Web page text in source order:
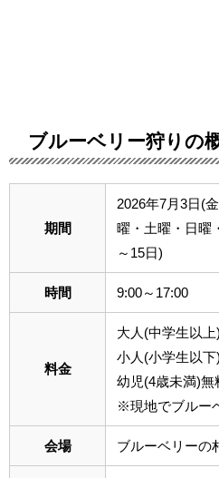
ブルーベリー狩りの
期間
2026年7月3日(
曜・土曜・日曜
～15日)
時間 9:00～17:00
料金
大人(中学生以上
小人(小学生以下
幼児(4歳未満)無
※現地でブルー
会場 ブルーベリーの